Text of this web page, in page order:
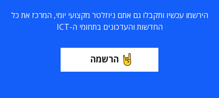
הירשמו עכשיו ותקבלו גם אתם ניוזלטר מקצועי יומי, המרכז את כל
החדשות והעדכונים בתחומי ה-ICT
הרשמה